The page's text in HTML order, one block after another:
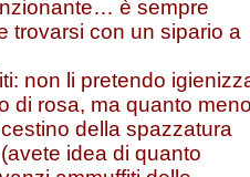
è sempre
trovarsi con un sipario a
non li pretendo
di rosa, ma quanto
della spazzatura
idea di quanto